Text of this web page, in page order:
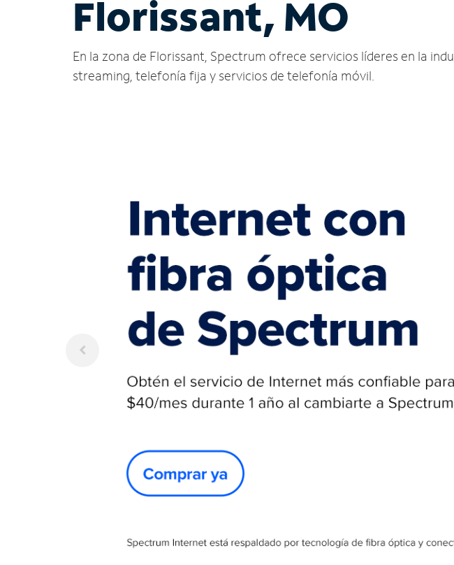
Florissant, MO
En la zona de Florissant, Spectrum ofrece servicios líderes en la
streaming, telefonía fija y servicios de telefonía móvil.